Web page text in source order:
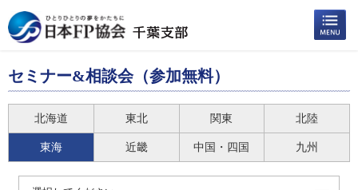
セミナー&相談会（参加無料）
北海道 東北 関東 北陸
東海 近畿 中国・四国 九州